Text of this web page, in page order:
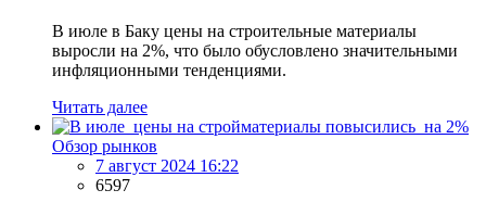
В июле в Баку цены на строительные материалы
выросли на 2%, что было обусловлено значительными
инфляционными тенденциями.
Читать далее
Обзор рынков
7 август 2024 16:22
6597